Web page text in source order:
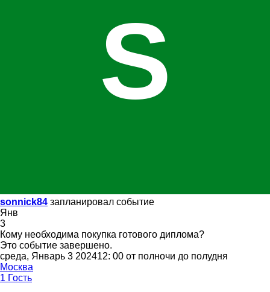
S
sonnick84 запланировал событие
Янв
3
Кому необходима покупка готового диплома?
Это событие завершено.
среда, Январь 3 202412: 00 от полночи до полудня
Москва
1 Гость